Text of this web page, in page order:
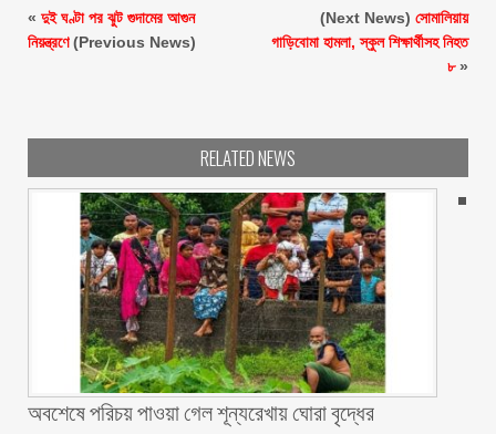
« দুই ঘণ্টা পর ঝুট গুদামের আগুন
নিয়ন্ত্রণে(Previous News)
(Next News) সোমালিয়ায়
গাড়িবোমা হামলা, স্কুল শিক্ষার্থীসহ নিহত
৮»
RELATED NEWS
অবশেষে পরিচয় পাওয়া গেল শূন্যরেখায় ঘোরা বৃদ্ধের